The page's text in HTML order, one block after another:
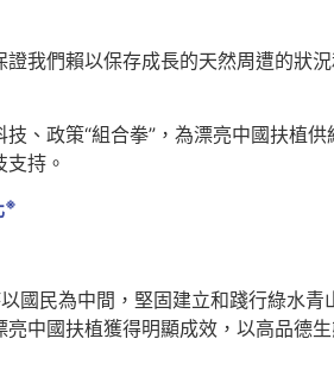
我們賴以保存成長的天然周遭的狀
、政策“組合拳”，為漂亮中國扶植供
持。
※
國民為中間，堅固建立和踐行綠水青
中國扶植獲得明顯成效，以高品德